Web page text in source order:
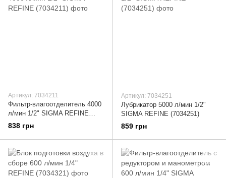
Артикул: 7034211
Фильтр-влагоотделитель 4000
л/мин 1/2" SIGMA REFINE
(7034211)
838 грн
Артикул: 7034251
Лубрикатор 5000 л/мин 1/2"
SIGMA REFINE (7034251)
859 грн